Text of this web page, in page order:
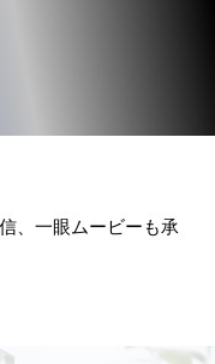
、一眼ムービーも承